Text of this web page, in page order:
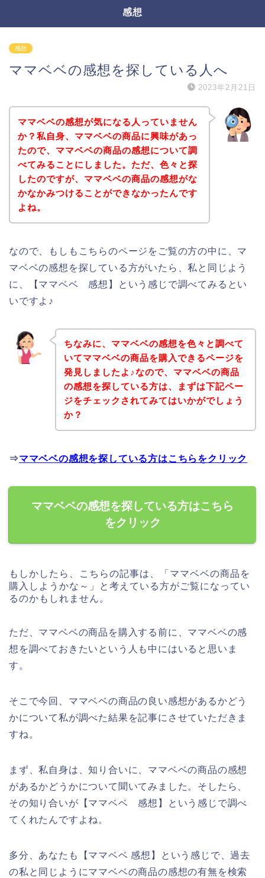
感想
感想
ママベベの感想を探している人へ
2023年2月21日
ママベベの感想が気になる人っていません
か？私自身、ママベベの商品に興味があっ
たので、ママベベの商品の感想について調
べてみることにしました。ただ、色々と探
したのですが、ママベベの商品の感想がな
かなかみつけることができなかったんです
よね。
なので、もしもこちらのページをご覧の方の中に、マ
マベベの感想を探している方がいたら、私と同じよう
に、【ママベベ 感想】という感じで調べてみるとい
いですよ♪
ちなみに、ママベベの感想を色々と調べて
いてママベベの商品を購入できるページを
発見しましたよ♪なので、ママベベの商品
の感想を探している方は、まずは下記ペー
ジをチェックされてみてはいかがでしょう
か？
⇒ママベベの感想を探している方はこちらをクリック
ママベベの感想を探している方はこちら
をクリック
もしかしたら、こちらの記事は、「ママベベの商品を
購入しようかな～」と考えている方がご覧になってい
るのかもしれません。
ただ、ママベベの商品を購入する前に、ママベベの感
想を調べておきたいという人も中にはいると思いま
す。
そこで今回、ママベベの商品の良い感想があるかどう
かについて私が調べた結果を記事にさせていただきま
すね。
まず、私自身は、知り合いに、ママベベの商品の感想
があるかどうかについて聞いてみました。そしたら、
その知り合いが【ママベベ 感想】という感じで調べ
てくれたんですよね。
多分、あなたも【ママベベ 感想】という感じで、過去
の私と同じようにママベベの商品の感想の有無を検索